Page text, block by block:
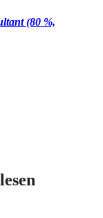
(80 %,